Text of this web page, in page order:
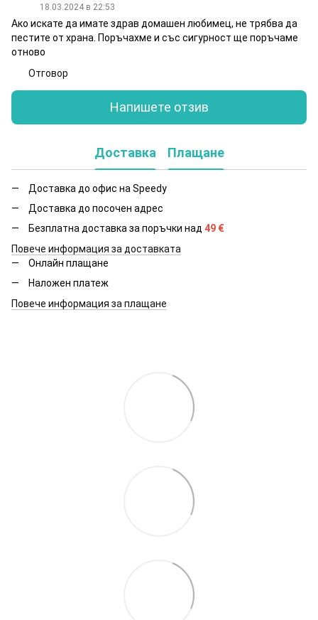
18.03.2024 в 22:53
Ако искате да имате здрав домашен любимец, не трябва да
пестите от храна. Поръчахме и със сигурност ще поръчаме
отново
Отговор
Напишете отзив
Доставка Плащане
Доставка до офис на Speedy
Доставка до посочен адрес
Безплатна доставка за поръчки над 49 €
Повече информация за доставката
Онлайн плащане
Наложен платеж
Повече информация за плащане